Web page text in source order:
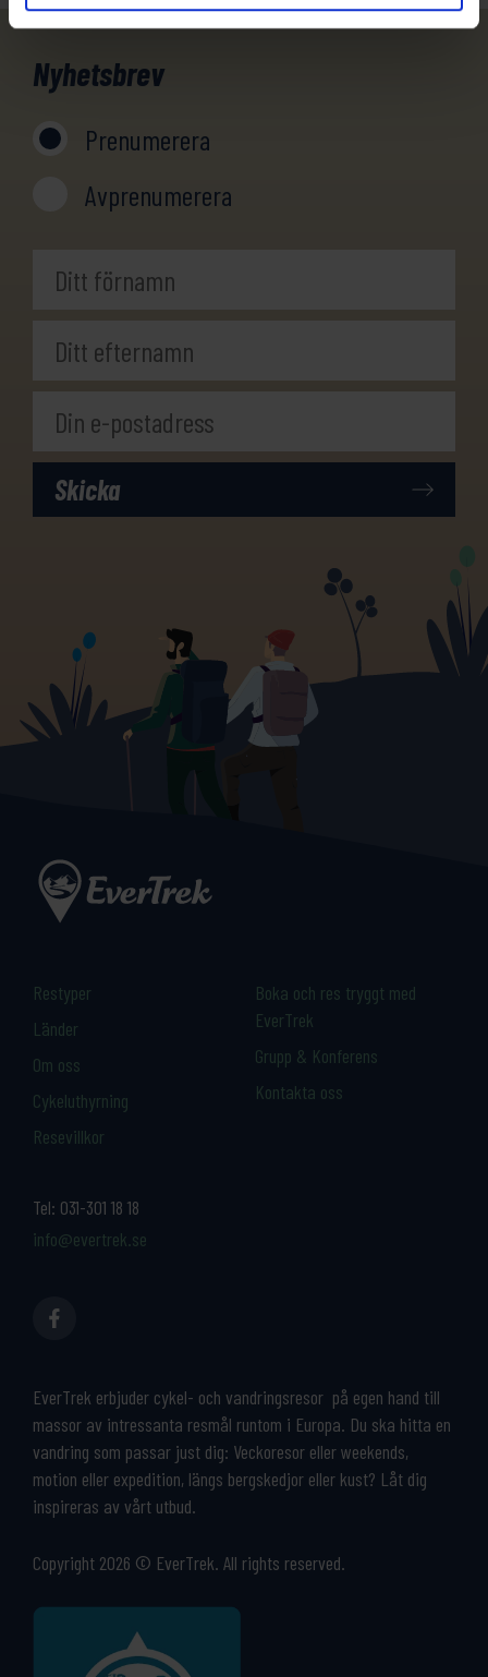
Nyhetsbrev
Prenumerera
Avprenumerera
Tel: 031-301 18 18
info@evertrek.se
EverTrek erbjuder cykel- och vandringsresor på egen hand till
massor av intressanta resmål runtom i Europa. Du ska hitta en
vandring som passar just dig: Veckoresor eller weekends,
motion eller expedition, längs bergskedjor eller kust? Låt dig
inspireras av vårt utbud.
Copyright 2026 © EverTrek. All rights reserved.
Restyper
Länder
Om oss
Cykeluthyrning
Resevillkor
Boka och res tryggt med
EverTrek
Grupp & Konferens
Kontakta oss